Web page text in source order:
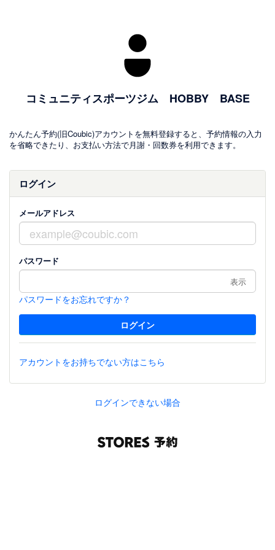
コミュニティスポーツジム HOBBY BASE
かんたん予約(旧Coubic)アカウントを無料登録すると、予約情報の入力
を省略できたり、お支払い方法で月謝・回数券を利用できます。
ログイン
メールアドレス
パスワード
表示
パスワードをお忘れですか？
アカウントをお持ちでない方はこちら
ログインできない場合